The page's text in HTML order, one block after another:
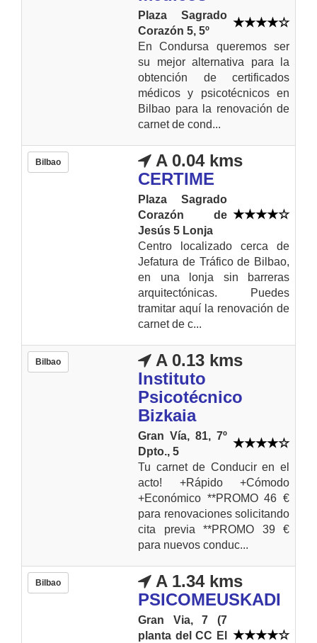
Plaza Sagrado
Corazón 5, 5º
En Condursa queremos ser
su mejor alternativa para la
obtención de certificados
médicos y psicotécnicos en
Bilbao para la renovación de
carnet de cond...
Bilbao
A 0.04 kms
CERTIME
Plaza Sagrado
Corazón de
Jesús 5 Lonja
Centro localizado cerca de
Jefatura de Tráfico de Bilbao,
en una lonja sin barreras
arquitectónicas. Puedes
tramitar aquí la renovación de
carnet de c...
Bilbao
A 0.13 kms
Instituto
Psicotécnico
Bizkaia
Gran Vía, 81, 7º
Dpto., 5
Tu carnet de Conducir en el
acto! +Rápido +Cómodo
+Económico **PROMO 46 €
para renovaciones solicitando
cita previa **PROMO 39 €
para nuevos conduc...
Bilbao
A 1.34 kms
PSICOMEUSKADI
Gran Via, 7 (7
planta del CC El